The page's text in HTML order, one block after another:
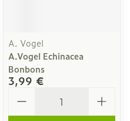
A. Vogel
A.Vogel Echinacea
Bonbons
3,99 €